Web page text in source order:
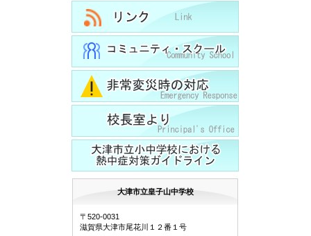
大津市立皇子山中学校
〒520-0031
滋賀県大津市尾花川１２番１号